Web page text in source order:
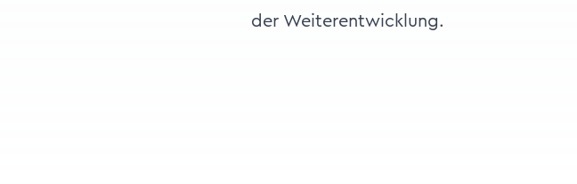
der Weiterentwicklung.